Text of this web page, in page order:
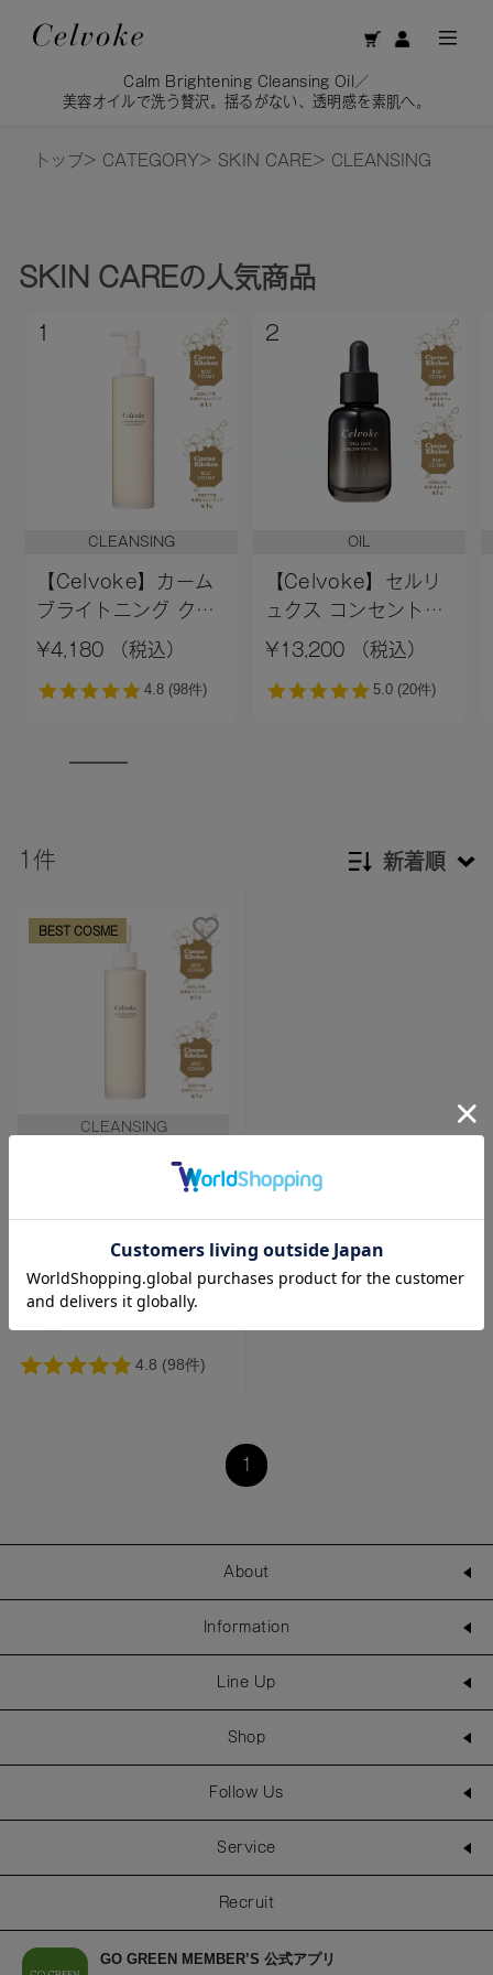
Calm Brightening Cleansing Oil／
美容オイルで洗う贅沢。揺るがない、透明感を素肌へ。
トップ> CATEGORY> SKIN CARE> CLEANSING
SKIN CAREの人気商品
1
CLEANSING
【Celvoke】カーム
ブライトニング クレ
ンジングオイル
¥4,180 （税込）
2
OIL
【Celvoke】セルリ
ュクス コンセントレ
ートオイル
¥13,200 （税込）
1件 新着順
BEST COSME
CLEANSING
【Celvoke】カームブ
ライトニング クレンジ
ングオイル
定期初回価格: ¥2,926
2回目以降購入価格:
1
About
Information
Line Up
Shop
Follow Us
Service
Recruit
GO GREEN MEMBER’S 公式アプリ